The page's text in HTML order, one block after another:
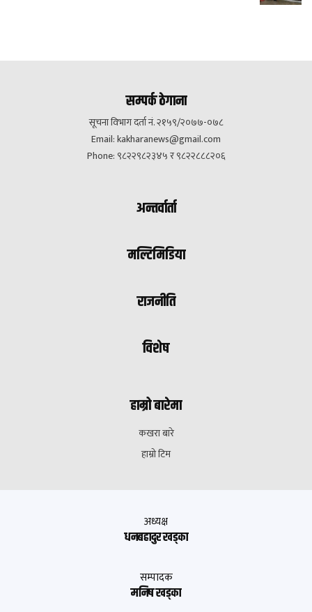
सम्पर्क ठेगाना
सूचना विभाग दर्ता नं. २१५९/२०७७-०७८
Email:kakharanews@gmail.com
Phone: ९८२२९८२३४५ र ९८२२८८८२०६
अन्तर्वार्ता
मल्टिमिडिया
राजनीति
विशेष
हाम्रो बारेमा
कखरा बारे
हाम्रो टिम
अध्यक्ष
धनबहादुर खड्का
सम्पादक
मनिष खड्का